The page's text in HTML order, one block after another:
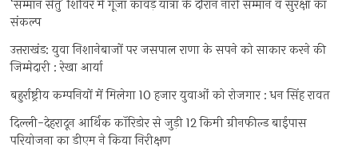
‘सम्मान सेतु’ शिविर में गूंजा कांवड़ यात्रा के दौरान नारी सम्मान व सुरक्षा का
संकल्प
उत्तराखंड: युवा निशानेबाजों पर जसपाल राणा के सपने को साकार करने की
जिम्मेदारी : रेखा आर्या
बहुर्राष्ट्रीय कम्पनियों में मिलेगा 10 हजार युवाओं को रोजगार : धन सिंह रावत
दिल्ली-देहरादून आर्थिक कॉरिडोर से जुड़ी 12 किमी ग्रीनफील्ड बाईपास
परियोजना का डीएम ने किया निरीक्षण